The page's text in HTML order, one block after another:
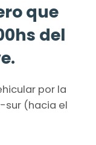
que
del
por la
sur (hacia el